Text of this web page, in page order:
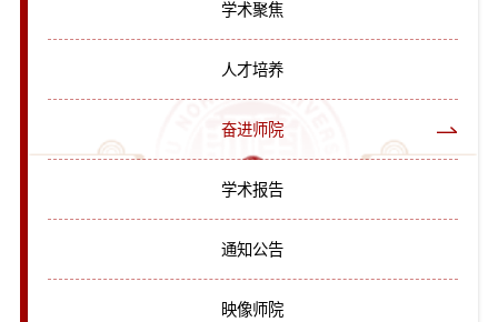
学术聚焦
人才培养
奋进师院
学术报告
通知公告
映像师院